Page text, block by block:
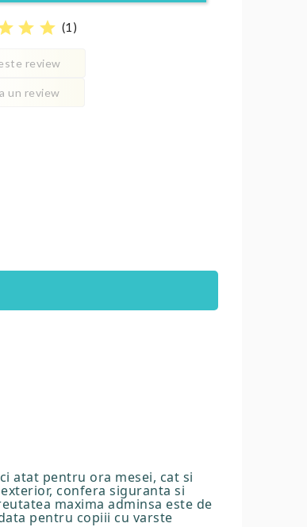
star star (1 )
review
un review
atat pentru ora mesei, cat si
confera siguranta si
maxima adminsa este de
pentru copiii cu varste